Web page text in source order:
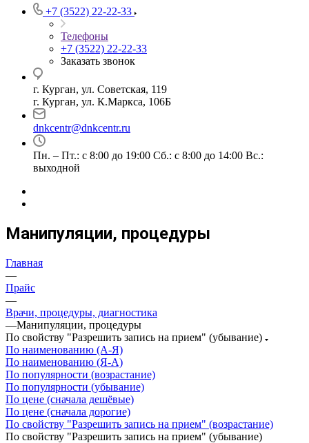
+7 (3522) 22-22-33
Телефоны
+7 (3522) 22-22-33
Заказать звонок
г. Курган, ул. Советская, 119
г. Курган, ул. К.Маркса, 106Б
dnkcentr@dnkcentr.ru
Пн. – Пт.: с 8:00 до 19:00 Сб.: с 8:00 до 14:00 Вс.:
выходной
Манипуляции, процедуры
Главная
—
Прайс
—
Врачи, процедуры, диагностика
—Манипуляции, процедуры
По свойству "Разрешить запись на прием" (убывание)
По наименованию (А-Я)
По наименованию (Я-А)
По популярности (возрастание)
По популярности (убывание)
По цене (сначала дешёвые)
По цене (сначала дорогие)
По свойству "Разрешить запись на прием" (возрастание)
По свойству "Разрешить запись на прием" (убывание)